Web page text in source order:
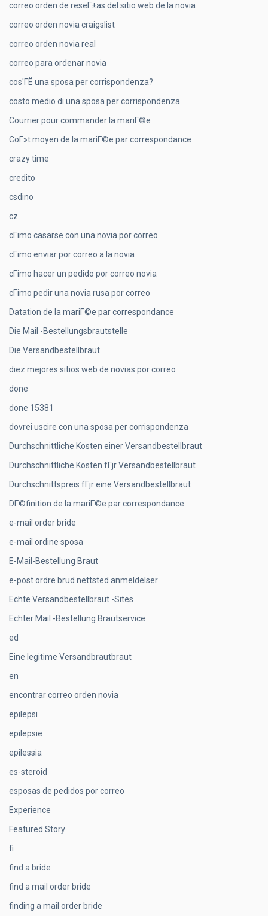
correo orden de reseГ±as del sitio web de la novia
correo orden novia craigslist
correo orden novia real
correo para ordenar novia
cos'ГЁ una sposa per corrispondenza?
costo medio di una sposa per corrispondenza
Courrier pour commander la mariГ©e
CoГ»t moyen de la mariГ©e par correspondance
crazy time
credito
csdino
cz
cГіmo casarse con una novia por correo
cГіmo enviar por correo a la novia
cГіmo hacer un pedido por correo novia
cГіmo pedir una novia rusa por correo
Datation de la mariГ©e par correspondance
Die Mail -Bestellungsbrautstelle
Die Versandbestellbraut
diez mejores sitios web de novias por correo
done
done 15381
dovrei uscire con una sposa per corrispondenza
Durchschnittliche Kosten einer Versandbestellbraut
Durchschnittliche Kosten fГјr Versandbestellbraut
Durchschnittspreis fГјr eine Versandbestellbraut
DГ©finition de la mariГ©e par correspondance
e-mail order bride
e-mail ordine sposa
E-Mail-Bestellung Braut
e-post ordre brud nettsted anmeldelser
Echte Versandbestellbraut -Sites
Echter Mail -Bestellung Brautservice
ed
Eine legitime Versandbrautbraut
en
encontrar correo orden novia
epilepsi
epilepsie
epilessia
es-steroid
esposas de pedidos por correo
Experience
Featured Story
fi
find a bride
find a mail order bride
finding a mail order bride